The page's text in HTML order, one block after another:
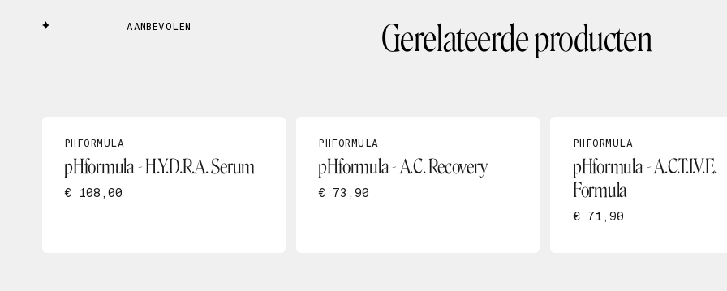
AANBEVOLEN Gerelateerde producten
PHFORMULA
pHformula - H.Y.D.R.A. Serum
€ 108,00
PHFORMULA
pHformula - A.C. Recovery
€ 73,90
PHFORMULA
pHformula - A.C.T.I.V.E.
Formula
€ 71,90